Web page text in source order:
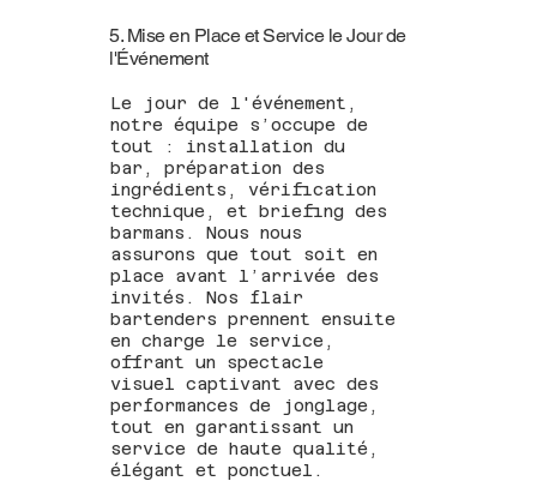
5. Mise en Place et Service le Jour de
l'Événement
Le jour de l'événement,
notre équipe s’occupe de
tout : installation du
bar, préparation des
ingrédients, vérification
technique, et briefing des
barmans. Nous nous
assurons que tout soit en
place avant l’arrivée des
invités. Nos flair
bartenders prennent ensuite
en charge le service,
offrant un spectacle
visuel captivant avec des
performances de jonglage,
tout en garantissant un
service de haute qualité,
élégant et ponctuel.